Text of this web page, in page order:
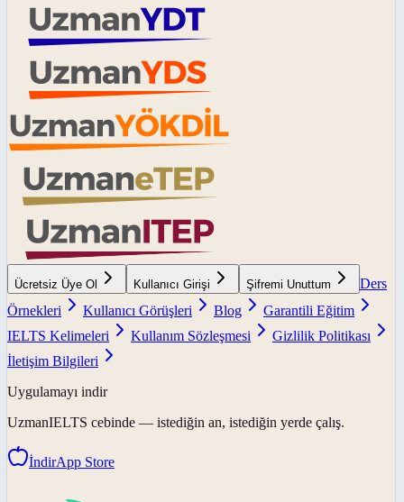
Ücretsiz Üye Ol Kullanıcı Girişi Şifremi Unuttum
Ders
Örnekleri
Kullanıcı Görüşleri Blog
Garantili Eğitim
IELTS Kelimeleri
Kullanım Sözleşmesi
Gizlilik Politikası
İletişim Bilgileri
Uygulamayı indir
UzmanIELTS cebinde — istediğin an, istediğin yerde çalış.
İndirApp Store